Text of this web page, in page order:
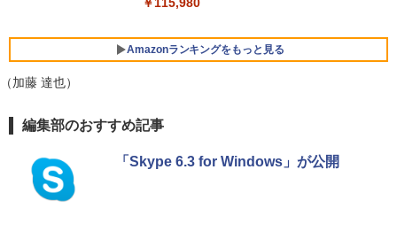
Amazonランキングをもっと見る
（加藤 達也）
編集部のおすすめ記事
「Skype 6.3 for Windows」が公開